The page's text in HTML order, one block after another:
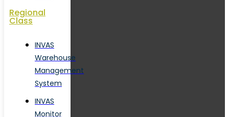
Regional
Class
INVAS
Warehouse
Management
System
INVAS
Monitor